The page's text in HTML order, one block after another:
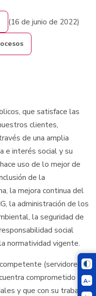
A-
(16 de junio de 2022)
que satisface las
clientes,
de una amplia
e interés social y su
uso de lo mejor de
de la
la mejora continua del
la administración de los
la seguridad de
social
normatividad vigente.
(servidores
comprometido con
y que con su trabajo